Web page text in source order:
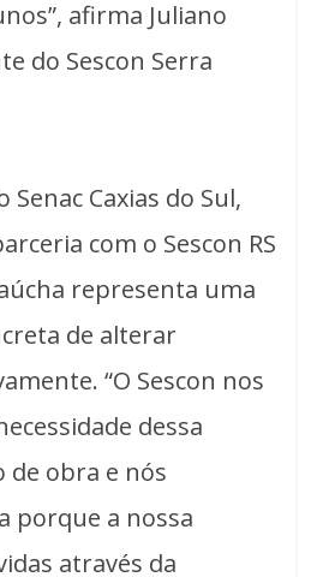
afirma Juliano
do Sescon Serra
Caxias do Sul,
com o Sescon RS
representa uma
de alterar
“O Sescon nos
dessa
de obra e nós
porque a nossa
através da